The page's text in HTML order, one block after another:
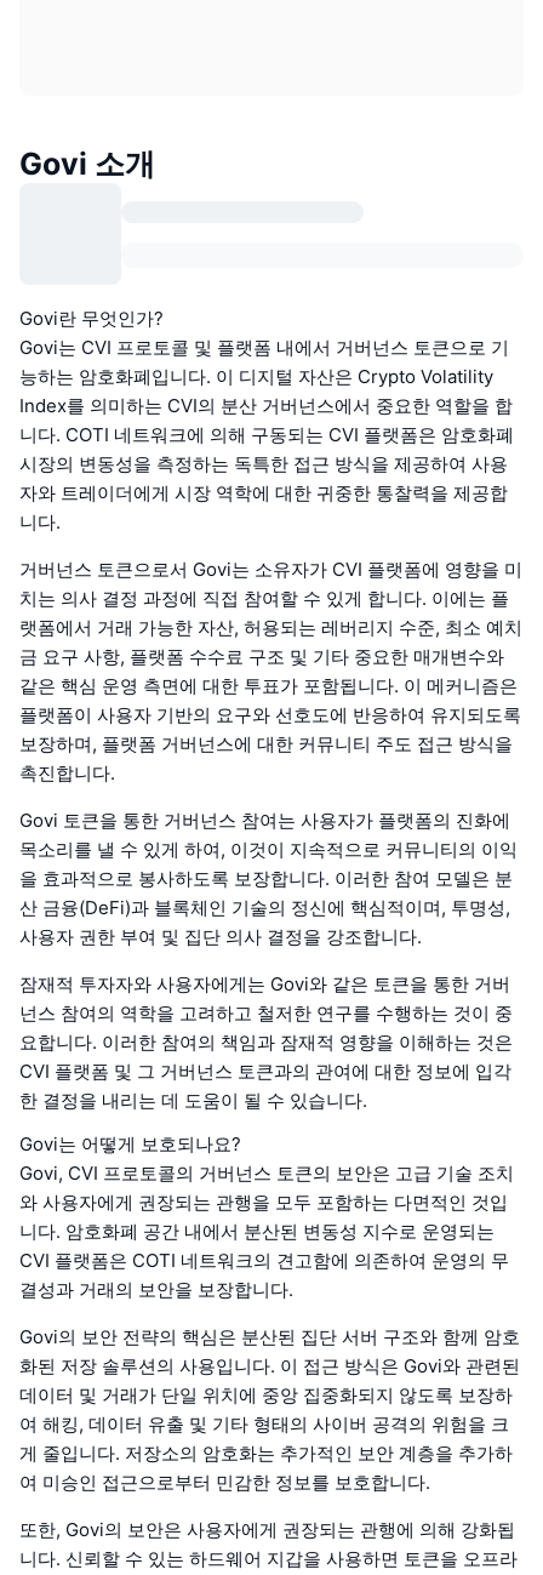
Govi 소개
Govi란 무엇인가?
Govi는 CVI 프로토콜 및 플랫폼 내에서 거버넌스 토큰으로 기
능하는 암호화폐입니다. 이 디지털 자산은 Crypto Volatility
Index를 의미하는 CVI의 분산 거버넌스에서 중요한 역할을 합
니다. COTI 네트워크에 의해 구동되는 CVI 플랫폼은 암호화폐
시장의 변동성을 측정하는 독특한 접근 방식을 제공하여 사용
자와 트레이더에게 시장 역학에 대한 귀중한 통찰력을 제공합
니다.
거버넌스 토큰으로서 Govi는 소유자가 CVI 플랫폼에 영향을 미
치는 의사 결정 과정에 직접 참여할 수 있게 합니다. 이에는 플
랫폼에서 거래 가능한 자산, 허용되는 레버리지 수준, 최소 예치
금 요구 사항, 플랫폼 수수료 구조 및 기타 중요한 매개변수와
같은 핵심 운영 측면에 대한 투표가 포함됩니다. 이 메커니즘은
플랫폼이 사용자 기반의 요구와 선호도에 반응하여 유지되도록
보장하며, 플랫폼 거버넌스에 대한 커뮤니티 주도 접근 방식을
촉진합니다.
Govi 토큰을 통한 거버넌스 참여는 사용자가 플랫폼의 진화에
목소리를 낼 수 있게 하여, 이것이 지속적으로 커뮤니티의 이익
을 효과적으로 봉사하도록 보장합니다. 이러한 참여 모델은 분
산 금융(DeFi)과 블록체인 기술의 정신에 핵심적이며, 투명성,
사용자 권한 부여 및 집단 의사 결정을 강조합니다.
잠재적 투자자와 사용자에게는 Govi와 같은 토큰을 통한 거버
넌스 참여의 역학을 고려하고 철저한 연구를 수행하는 것이 중
요합니다. 이러한 참여의 책임과 잠재적 영향을 이해하는 것은
CVI 플랫폼 및 그 거버넌스 토큰과의 관여에 대한 정보에 입각
한 결정을 내리는 데 도움이 될 수 있습니다.
Govi는 어떻게 보호되나요?
Govi, CVI 프로토콜의 거버넌스 토큰의 보안은 고급 기술 조치
와 사용자에게 권장되는 관행을 모두 포함하는 다면적인 것입
니다. 암호화폐 공간 내에서 분산된 변동성 지수로 운영되는
CVI 플랫폼은 COTI 네트워크의 견고함에 의존하여 운영의 무
결성과 거래의 보안을 보장합니다.
Govi의 보안 전략의 핵심은 분산된 집단 서버 구조와 함께 암호
화된 저장 솔루션의 사용입니다. 이 접근 방식은 Govi와 관련된
데이터 및 거래가 단일 위치에 중앙 집중화되지 않도록 보장하
여 해킹, 데이터 유출 및 기타 형태의 사이버 공격의 위험을 크
게 줄입니다. 저장소의 암호화는 추가적인 보안 계층을 추가하
여 미승인 접근으로부터 민감한 정보를 보호합니다.
또한, Govi의 보안은 사용자에게 권장되는 관행에 의해 강화됩
니다. 신뢰할 수 있는 하드웨어 지갑을 사용하면 토큰을 오프라